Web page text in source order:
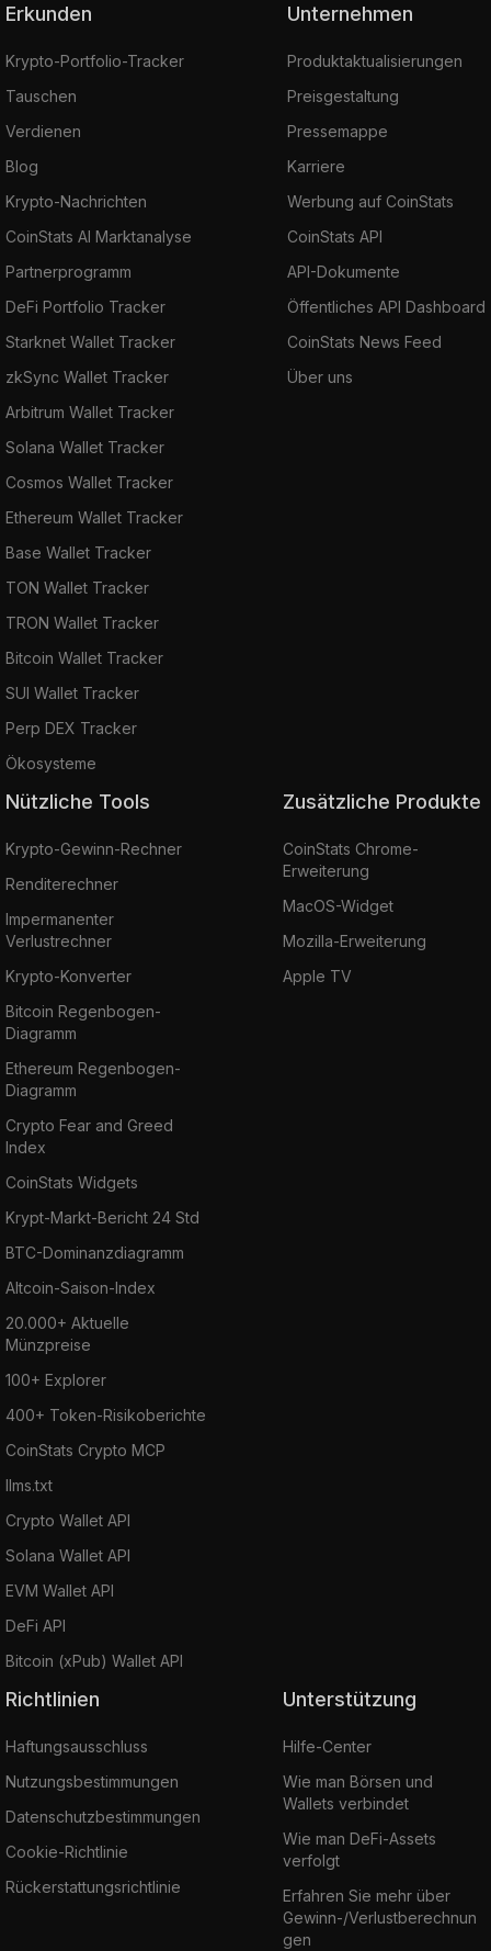
Erkunden
Krypto-Portfolio-Tracker
Tauschen
Verdienen
Blog
Krypto-Nachrichten
CoinStats AI Marktanalyse
Partnerprogramm
DeFi Portfolio Tracker
Starknet Wallet Tracker
zkSync Wallet Tracker
Arbitrum Wallet Tracker
Solana Wallet Tracker
Cosmos Wallet Tracker
Ethereum Wallet Tracker
Base Wallet Tracker
TON Wallet Tracker
TRON Wallet Tracker
Bitcoin Wallet Tracker
SUI Wallet Tracker
Perp DEX Tracker
Ökosysteme
Unternehmen
Produktaktualisierungen
Preisgestaltung
Pressemappe
Karriere
Werbung auf CoinStats
CoinStats API
API-Dokumente
Öffentliches API Dashboard
CoinStats News Feed
Über uns
Nützliche Tools
Krypto-Gewinn-Rechner
Renditerechner
Impermanenter
Verlustrechner
Krypto-Konverter
Bitcoin Regenbogen-
Diagramm
Ethereum Regenbogen-
Diagramm
Crypto Fear and Greed
Index
CoinStats Widgets
Krypt-Markt-Bericht 24 Std
BTC-Dominanzdiagramm
Altcoin-Saison-Index
20.000+ Aktuelle
Münzpreise
100+ Explorer
400+ Token-Risikoberichte
CoinStats Crypto MCP
llms.txt
Crypto Wallet API
Solana Wallet API
EVM Wallet API
DeFi API
Bitcoin (xPub) Wallet API
Zusätzliche Produkte
CoinStats Chrome-
Erweiterung
MacOS-Widget
Mozilla-Erweiterung
Apple TV
Richtlinien
Haftungsausschluss
Nutzungsbestimmungen
Datenschutzbestimmungen
Cookie-Richtlinie
Rückerstattungsrichtlinie
Unterstützung
Hilfe-Center
Wie man Börsen und
Wallets verbindet
Wie man DeFi-Assets
verfolgt
Erfahren Sie mehr über
Gewinn-/Verlustberechnun
gen